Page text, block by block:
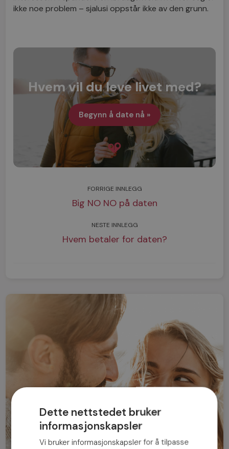
ikke noe problem – sjalusi oppstår ikke av den grunn.
Hvem vil du leve livet med?
Begynn å date nå »
FORRIGE INNLEGG
Big NO NO på daten
NESTE INNLEGG
Hvem betaler for daten?
Dette nettstedet bruker
informasjonskapsler
Vi bruker informasjonskapsler for å tilpasse